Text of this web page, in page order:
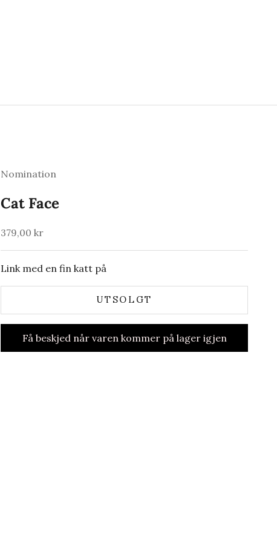
Nomination
Cat Face
Salgspris
379,00 kr
Link med en fin katt på
UTSOLGT
Få beskjed når varen kommer på lager igjen